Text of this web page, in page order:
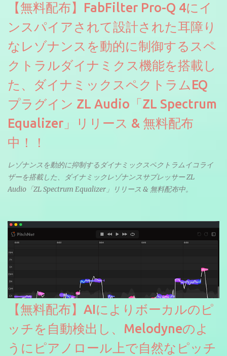
【無料配布】FabFilter Pro-Q 4にイ
ンスパイアされて設計された耳障り
なレゾナンスを動的に制御するスペ
クトラルダイナミクス機能を搭載し
た、ダイナミックスペクトラムEQ
プラグイン ZL Audio「ZL Spectrum
Equalizer」リリース & 無料配布
中！！
レゾナンスを動的に抑制するダイナミックスペクトラムイコライ
ザーを搭載した、ダイナミックレゾナンスサプレッサー ZL
Audio「ZL Spectrum Equalizer」リリース & 無料配布中。
【無料配布】AIによりボーカルのピ
ッチを自動検出し、Melodyneのよ
うにピアノロール上で自然なピッチ